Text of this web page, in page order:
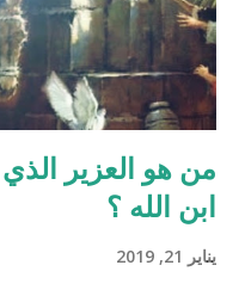
page=sh...
من هو العزير الذي
ابن الله ؟
يناير 21, 2019